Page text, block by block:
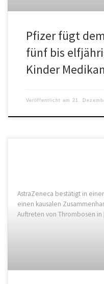
Pfizer fügt
fünf bis
Kinder
Veröffentlicht am 21.
AstraZeneca bestätigt in
einen kausalen
Auftreten von Thrombosen